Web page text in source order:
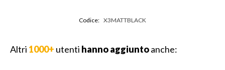
Codice: X3MATTBLACK
Altri 1000+ utenti hanno aggiuntoanche: